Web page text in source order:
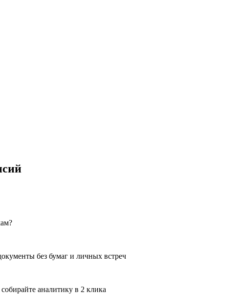
без бумаг и личных встреч
аналитику в 2 клика